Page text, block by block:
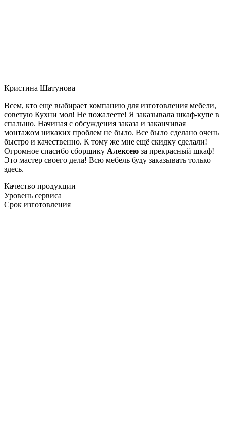
Кристина Шатунова
Всем, кто еще выбирает компанию для изготовления мебели,
советую Кухни мол! Не пожалеете! Я заказывала шкаф-купе в
спальню. Начиная с обсуждения заказа и заканчивая
монтажом никаких проблем не было. Все было сделано очень
быстро и качественно. К тому же мне ещё скидку сделали!
Огромное спасибо сборщику Алексею за прекрасный шкаф!
Это мастер своего дела! Всю мебель буду заказывать только
здесь.
Качество продукции
Уровень сервиса
Срок изготовления